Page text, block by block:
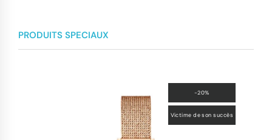
PRODUITS SPECIAUX
-20%
Victime de son succès